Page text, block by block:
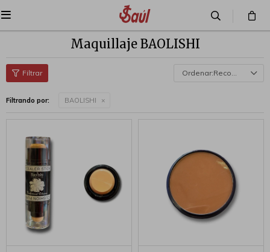

Maquillaje BAOLISHI
Recomendados
Filtrando por: BAOLISHI